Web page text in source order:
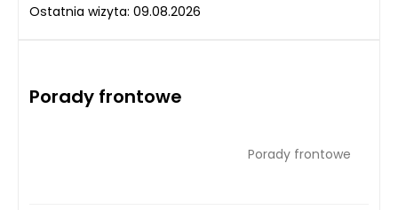
Ostatnia wizyta: 09.08.2026
Porady frontowe
Porady frontowe